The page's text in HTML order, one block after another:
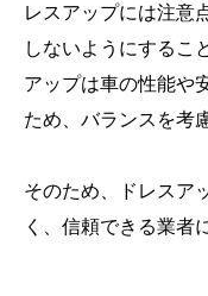
レスアップには注意
しないようにするこ
アップは車の性能や
ため、バランスを考
そのため、ドレスア
く、信頼できる業者